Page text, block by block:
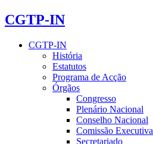
CGTP-IN
CGTP-IN
História
Estatutos
Programa de Acção
Órgãos
Congresso
Plenário Nacional
Conselho Nacional
Comissão Executiva
Secretariado